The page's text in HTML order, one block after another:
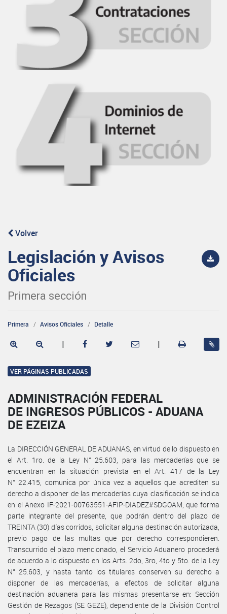
Volver
Legislación y Avisos
Oficiales
Primera sección
Primera Avisos Oficiales Detalle
| |
VER PÁGINAS PUBLICADAS
ADMINISTRACIÓN FEDERAL
DE INGRESOS PÚBLICOS - ADUANA
DE EZEIZA
La DIRECCIÓN GENERAL DE ADUANAS, en virtud de lo dispuesto en
el Art. 1ro. de la Ley N° 25.603, para las mercaderías que se
encuentran en la situación prevista en el Art. 417 de la Ley
N° 22.415, comunica por única vez a aquellos que acrediten su
derecho a disponer de las mercaderías cuya clasificación se indica
en el Anexo IF-2021-00763551-AFIP-DIADEZ#SDGOAM, que forma
parte integrante del presente, que podrán dentro del plazo de
TREINTA (30) días corridos, solicitar alguna destinación autorizada,
previo pago de las multas que por derecho correspondieren.
Transcurrido el plazo mencionado, el Servicio Aduanero procederá
de acuerdo a lo dispuesto en los Arts. 2do, 3ro, 4to y 5to. de la Ley
N° 25.603, y hasta tanto los titulares conserven su derecho a
disponer de las mercaderías, a efectos de solicitar alguna
destinación aduanera para las mismas presentarse en: Sección
Gestión de Rezagos (SE GEZE), dependiente de la División Control